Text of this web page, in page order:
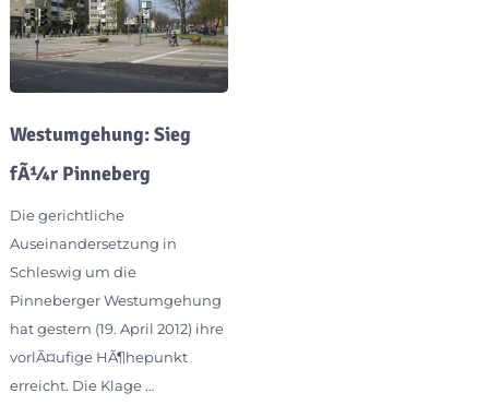
Westumgehung: Sieg
fÃ¼r Pinneberg
Die gerichtliche
Auseinandersetzung in
Schleswig um die
Pinneberger Westumgehung
hat gestern (19. April 2012) ihre
vorlÃ¤ufige HÃ¶hepunkt
erreicht. Die Klage …